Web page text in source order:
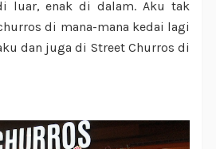
luar, enak di dalam. Aku tak
di mana-mana kedai lagi
dan juga di Street Churros di